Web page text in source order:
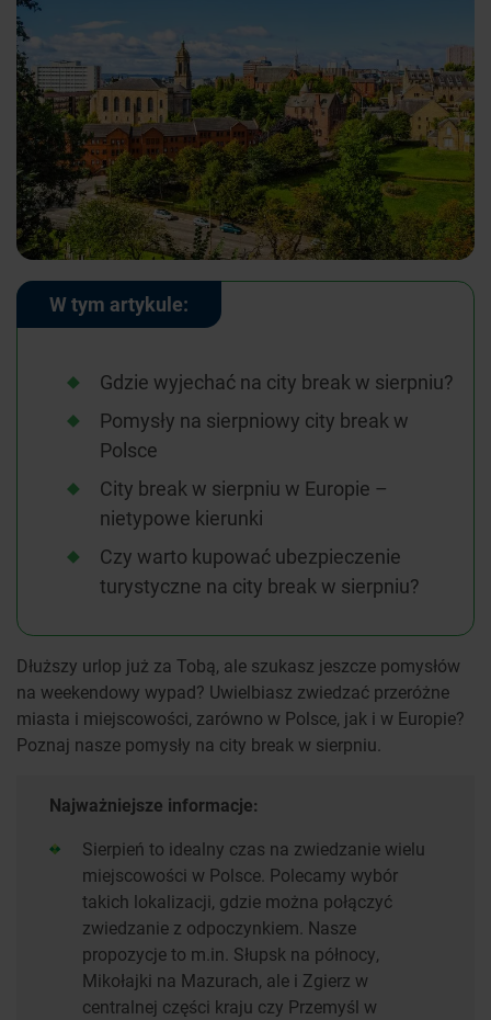
W tym artykule:
Gdzie wyjechać na city break w sierpniu?
Pomysły na sierpniowy city break w
Polsce
City break w sierpniu w Europie –
nietypowe kierunki
Czy warto kupować ubezpieczenie
turystyczne na city break w sierpniu?
Dłuższy urlop już za Tobą, ale szukasz jeszcze pomysłów
na weekendowy wypad? Uwielbiasz zwiedzać przeróżne
miasta i miejscowości, zarówno w Polsce, jak i w Europie?
Poznaj nasze pomysły na city break w sierpniu.
Najważniejsze informacje:
Sierpień to idealny czas na zwiedzanie wielu
miejscowości w Polsce. Polecamy wybór
takich lokalizacji, gdzie można połączyć
zwiedzanie z odpoczynkiem. Nasze
propozycje to m.in. Słupsk na północy,
Mikołajki na Mazurach, ale i Zgierz w
centralnej części kraju czy Przemyśl w